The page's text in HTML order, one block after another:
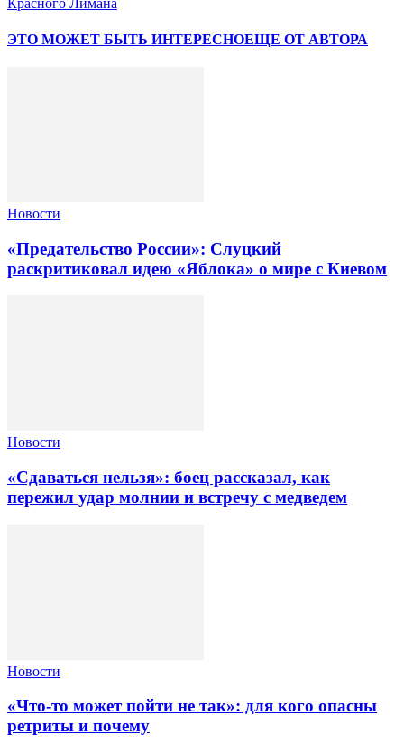
Красного Лимана
ЭТО МОЖЕТ БЫТЬ ИНТЕРЕСНОЕЩЕ ОТ АВТОРА
Новости
«Предательство России»: Слуцкий
раскритиковал идею «Яблока» о мире с Киевом
Новости
«Сдаваться нельзя»: боец рассказал, как
пережил удар молнии и встречу с медведем
Новости
«Что-то может пойти не так»: для кого опасны
ретриты и почему